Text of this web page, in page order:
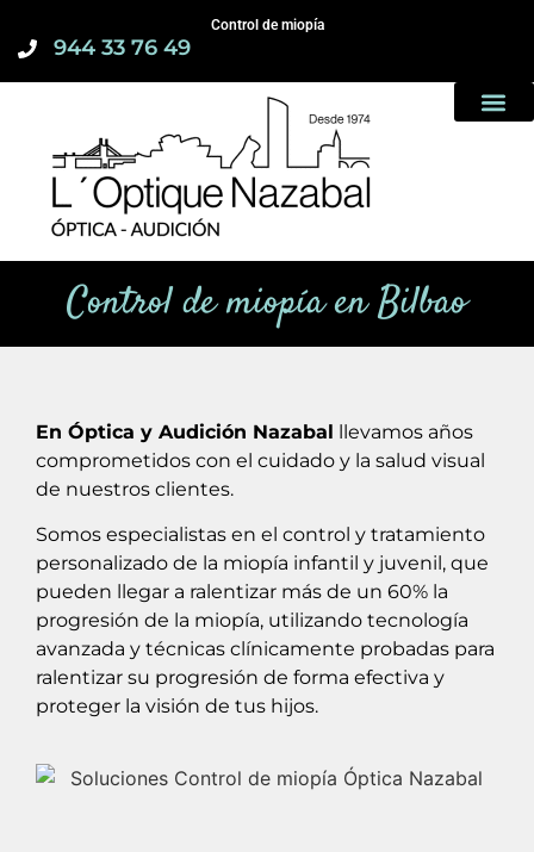
Control de miopía
944 33 76 49
Control de miopía en Bilbao
En Óptica y Audición Nazabal llevamos años
comprometidos con el cuidado y la salud visual
de nuestros clientes.
Somos especialistas en el control y tratamiento
personalizado de la miopía infantil y juvenil, que
pueden llegar a ralentizar más de un 60% la
progresión de la miopía, utilizando tecnología
avanzada y técnicas clínicamente probadas para
ralentizar su progresión de forma efectiva y
proteger la visión de tus hijos.